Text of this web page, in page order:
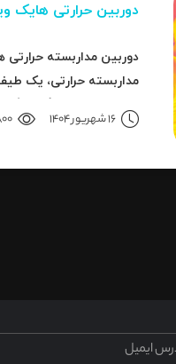
دوربین حرارتی هایک
دوربین مداربسته
مداربسته حرارتی، یک
دوربین هاست.
16 شهریور 1404 1800